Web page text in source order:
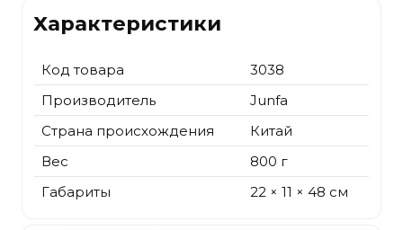
Характеристики
Код товара
3038
Производитель
Junfa
Страна происхождения
Китай
Вес
800 г
Габариты
22 × 11 × 48 см